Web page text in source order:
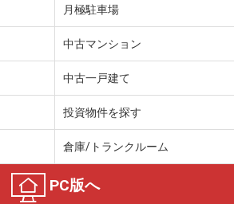
目
6,498万円
3,888万円
月極駐車場
中古マンション
中古一戸建て
投資物件を探す
倉庫/トランクルーム
PC版へ